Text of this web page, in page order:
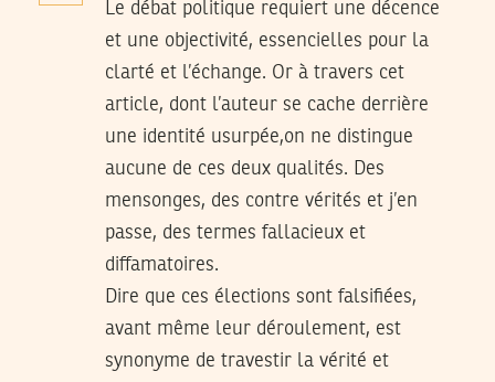
Le débat politique requiert une décence
et une objectivité, essencielles pour la
clarté et l’échange. Or à travers cet
article, dont l’auteur se cache derrière
une identité usurpée,on ne distingue
aucune de ces deux qualités. Des
mensonges, des contre vérités et j’en
passe, des termes fallacieux et
diffamatoires.
Dire que ces élections sont falsifiées,
avant même leur déroulement, est
synonyme de travestir la vérité et